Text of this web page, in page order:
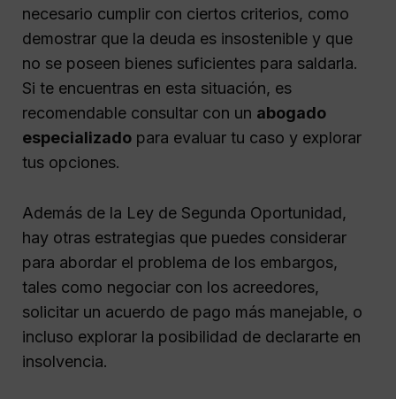
necesario cumplir con ciertos criterios, como
demostrar que la deuda es insostenible y que
no se poseen bienes suficientes para saldarla.
Si te encuentras en esta situación, es
recomendable consultar con un abogado
especializado para evaluar tu caso y explorar
tus opciones.
Además de la Ley de Segunda Oportunidad,
hay otras estrategias que puedes considerar
para abordar el problema de los embargos,
tales como negociar con los acreedores,
solicitar un acuerdo de pago más manejable, o
incluso explorar la posibilidad de declararte en
insolvencia.